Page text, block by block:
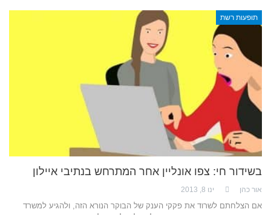
תופעות רשת
בשידור חי: צפו אונליין אחר המתרחש בנתיבי איילון
אור כהן ינו 8, 2013
אם הצלחתם לשרוד את פקקי הענק של הבוקר הנורא הזה, ולהגיע למשרד